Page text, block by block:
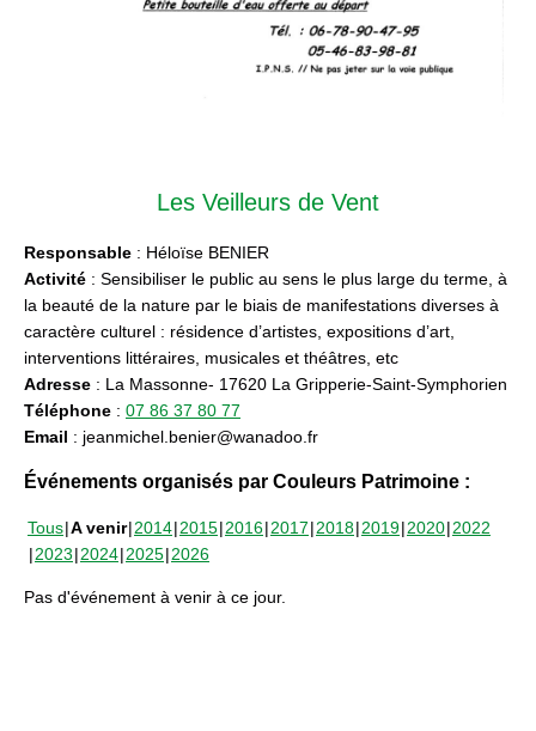
Les Veilleurs de Vent
Responsable : Héloïse BENIER
Activité : Sensibiliser le public au sens le plus large du terme, à
la beauté de la nature par le biais de manifestations diverses à
caractère culturel : résidence d’artistes, expositions d’art,
interventions littéraires, musicales et théâtres, etc
Adresse : La Massonne- 17620 La Gripperie-Saint-Symphorien
Téléphone : 07 86 37 80 77
Email : jeanmichel.benier@wanadoo.fr
Événements organisés par Couleurs Patrimoine :
Tous A venir 2014 2015 2016 2017 2018 2019 2020 2022
2023 2024 2025 2026
Pas d'événement à venir à ce jour.